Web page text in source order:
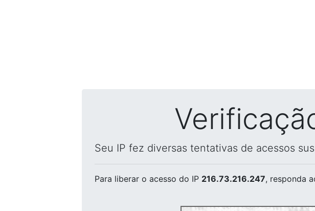
Seu IP fez diversas tentativas de acessos
Para liberar o acesso do IP 216.73.216.247, responda